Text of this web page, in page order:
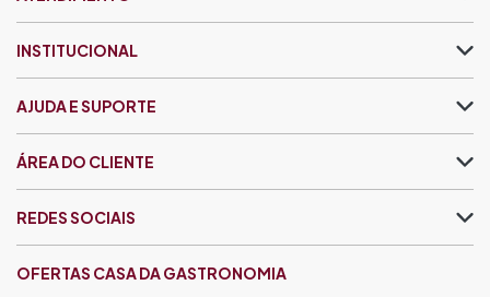
INSTITUCIONAL
AJUDA E SUPORTE
ÁREA DO CLIENTE
OFERTAS CASA DA GASTRONOMIA
REDES SOCIAIS